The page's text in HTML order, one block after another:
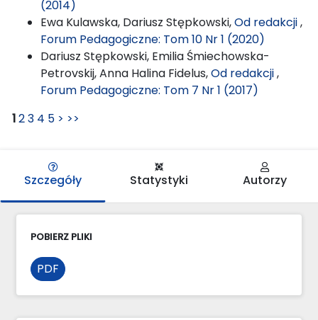
(2014)
Ewa Kulawska, Dariusz Stępkowski,Od redakcji,
Forum Pedagogiczne: Tom 10 Nr 1 (2020)
Dariusz Stępkowski, Emilia Śmiechowska-
Petrovskij, Anna Halina Fidelus,Od redakcji,
Forum Pedagogiczne: Tom 7 Nr 1 (2017)
123 4 5 > >>
Szczegóły Statystyki Autorzy
POBIERZ PLIKI
PDF